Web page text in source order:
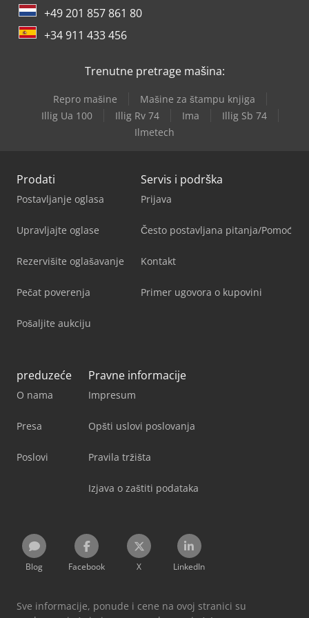
+49 201 857 861 80
+34 911 433 456
Trenutne pretrage mašina:
Repro mašine
Mašine za štampu knjiga
Illig Ua 100
Illig Rv 74 Ima
Illig Sb 74
Ilmetech
Prodati
Postavljanje oglasa
Upravljajte oglase
Rezervišite oglašavanje
Pečat poverenja
Pošaljite aukciju
Servis i podrška
Prijava
Često postavljana pitanja/Pomoć
Kontakt
Primer ugovora o kupovini
preduzeće
O nama
Presa
Poslovi
Pravne informacije
Impresum
Opšti uslovi poslovanja
Pravila tržišta
Izjava o zaštiti podataka
Blog Facebook X LinkedIn
Sve informacije, ponude i cene na ovoj stranici su